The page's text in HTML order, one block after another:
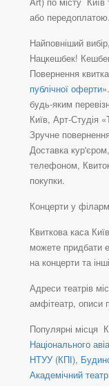
або передоплатою.
Найповніший
Нацкешбек!
Повернення
публічної оферти
будь-яким
Київ, Арт-Студія
Зручне
Доставка
телефоном,
покупки.
Концерти у
Квиткова каса
можете придбати
на концерти та
Адреси театрів
амфітеатр, описи
Популярні місця
Національного
НТУУ (КПІ),
Академічний